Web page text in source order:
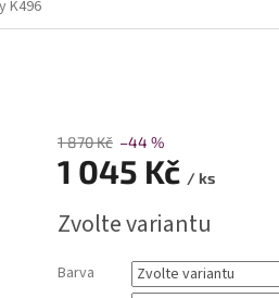
K496
1 870 Kč –44 %
1 045 Kč / ks
cena:
Zvolte variantu
Barva